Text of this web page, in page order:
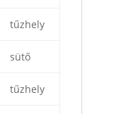
tűzhely
sütő
tűzhely